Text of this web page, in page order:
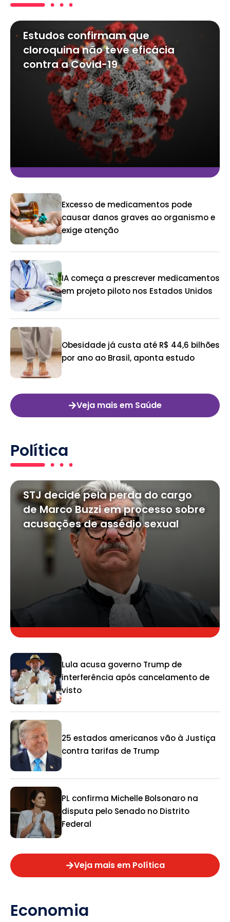
Estudos confirmam que
cloroquina não teve eficácia
contra a Covid-19
Excesso de medicamentos pode
causar danos graves ao organismo e
exige atenção
IA começa a prescrever medicamentos
em projeto piloto nos Estados Unidos
Obesidade já custa até R$ 44,6 bilhões
por ano ao Brasil, aponta estudo
Veja mais em Saúde
Política
STJ decide pela perda do cargo
de Marco Buzzi em processo sobre
acusações de assédio sexual
Lula acusa governo Trump de
interferência após cancelamento de
visto
25 estados americanos vão à Justiça
contra tarifas de Trump
PL confirma Michelle Bolsonaro na
disputa pelo Senado no Distrito
Federal
Veja mais em Política
Economia